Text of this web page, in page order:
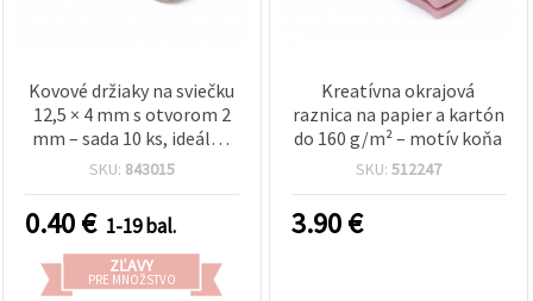
Kovové držiaky na sviečku
12,5 × 4 mm s otvorom 2
mm – sada 10 ks, ideálne
na výrobu sviečok a
tvorenie
(strieborná/zlatá farba)
SKU: 843015
0.40€ 1-19 bal.
ZĽAVY
PRE MNOŽSTVO
Kreatívna okrajová
raznica na papier a kartón
do 160 g/m² – motív koňa
SKU: 512247
3.90€